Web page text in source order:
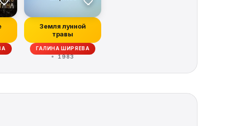
Земля лунной
травы
ГАЛИНА ШИРЯЕВА
1983